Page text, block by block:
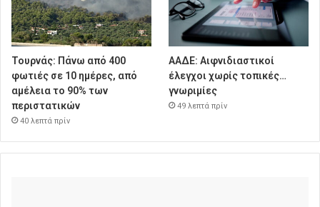
Τουρνάς: Πάνω από 400
φωτιές σε 10 ημέρες, από
αμέλεια το 90% των
περιστατικών
40 λεπτά πρίν
ΑΑΔΕ: Αιφνιδιαστικοί
έλεγχοι χωρίς τοπικές…
γνωριμίες
49 λεπτά πρίν